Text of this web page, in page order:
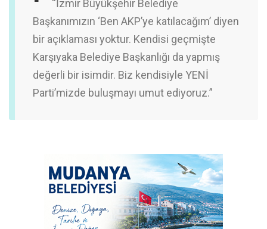
“İzmir Büyükşehir Belediye
Başkanımızın ‘Ben AKP’ye katılacağım’ diyen
bir açıklaması yoktur. Kendisi geçmişte
Karşıyaka Belediye Başkanlığı da yapmış
değerli bir isimdir. Biz kendisiyle YENİ
Parti’mizde buluşmayı umut ediyoruz.”